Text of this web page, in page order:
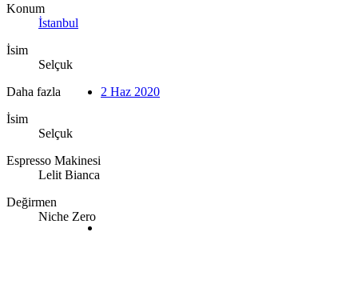
Konum
İstanbul
İsim
Selçuk
Daha fazla
İsim
Selçuk
Espresso Makinesi
Lelit Bianca
Değirmen
Niche Zero
2 Haz 2020